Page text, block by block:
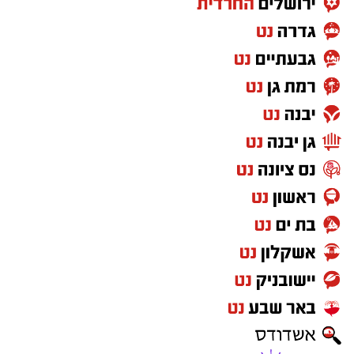
התרבות הבולטים בעיר.
לפרטים המלאים ולהגשת מועמדות ניתן להיכנס
לעמוד הדרושים של החברה העירונית:
להגשת מועמדות לחצו כאן
יש לכם מידע חשוב שטרם נחשף? צילומים מאירוע
חדשותי? מצאתם טעות בכתבה? נשמח שתשתפו
אותנו